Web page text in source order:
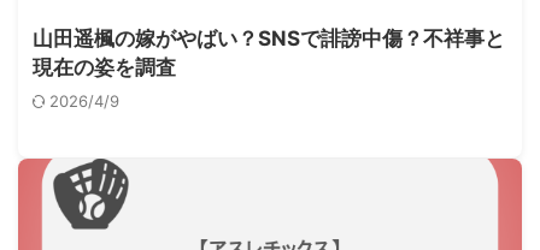
山田遥楓の嫁がやばい？SNSで誹謗中傷？不祥事と
現在の姿を調査
2026/4/9